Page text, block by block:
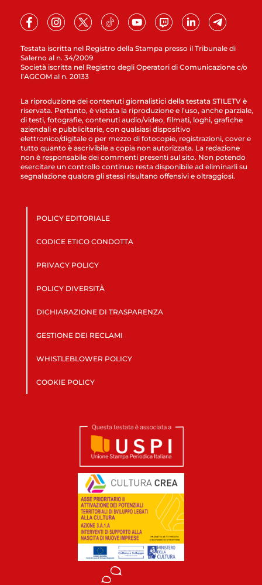
Testata iscritta nel Registro della Stampa presso il Tribunale di
Salerno al n. 34/2009
Società iscritta nel Registro degli Operatori di Comunicazione c/o
l’AGCOM al n. 20133
La riproduzione dei contenuti giornalistici della testata STILETV è
riservata. Pertanto, è vietata la riproduzione e l’uso, anche parziale,
di testi, fotografie, contenuti audio/video, filmati, loghi, grafiche
aziendali e pubblicitarie, con qualsiasi dispositivo
elettronico/digitale o per mezzo di fotocopie, registrazioni, cover e
tutto quanto è ascrivibile a copia non autorizzata. La redazione
non è responsabile dei commenti presenti sul sito. Non potendo
esercitare un controllo continuo resta disponibile ad eliminarli su
segnalazione qualora gli stessi risultano offensivi e oltraggiosi.
POLICY EDITORIALE
CODICE ETICO CONDOTTA
PRIVACY POLICY
POLICY DIVERSITÀ
DICHIARAZIONE DI TRASPARENZA
GESTIONE DEI RECLAMI
WHISTLEBLOWER POLICY
COOKIE POLICY